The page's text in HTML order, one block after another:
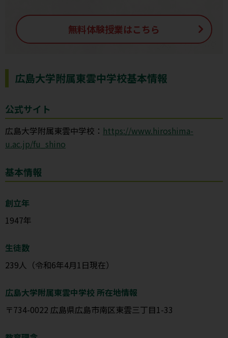
無料体験授業はこちら
広島大学附属東雲中学校基本情報
公式サイト
広島大学附属東雲中学校： https://www.hiroshima-
u.ac.jp/fu_shino
基本情報
創立年
1947年
生徒数
239人（令和6年4月1日現在）
広島大学附属東雲中学校 所在地情報
〒734-0022 広島県広島市南区東雲三丁目1-33